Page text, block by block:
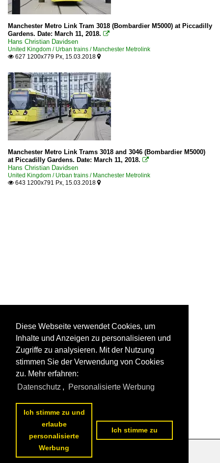
Manchester Metro Link Tram 3018 (Bombardier M5000) at Piccadilly
Gardens. Date: March 11, 2018. 
Hans Christian Davidsen
United Kingdom / Urban trains / Manchester Metrolink
 627 1200x779 Px, 15.03.2018 
Manchester Metro Link Trams 3018 and 3046 (Bombardier M5000)
at Piccadilly Gardens. Date: March 11, 2018. 
Hans Christian Davidsen
United Kingdom / Urban trains / Manchester Metrolink
 643 1200x791 Px, 15.03.2018 
Datenschutzerklärung
Diese Webseite verwendet Cookies, um
Inhalte und Anzeigen zu personalisieren und
Zugriffe zu analysieren. Mit der Nutzung
stimmen Sie der Verwendung von Cookies
zu. Mehr erfahren:
Datenschutz , Personalisierte Werbung
Ich stimme zu und
erlaube
personalisierte
Werbung
Ich stimme zu